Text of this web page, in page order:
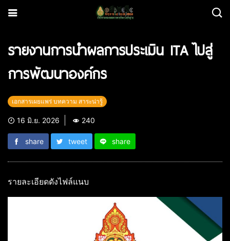
รายงานการนำผลการประเมิน ITA ไปสู่
การพัฒนาองค์กร
เอกสารเผยแพร่ บทความ สาระน่ารู้
16 มิ.ย. 2026 240
share tweet share
รายละเอียดดังไฟล์แนบ